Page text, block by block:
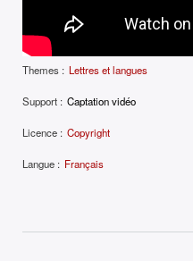
Themes : Lettres et langues
Support : Captation vidéo
Licence : Copyright
Langue : Français